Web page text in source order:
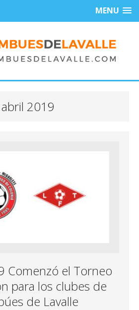
MENU
abril 2019
Comenzó el Torneo
para los clubes de
de Lavalle